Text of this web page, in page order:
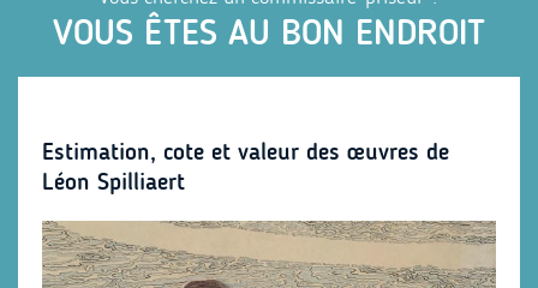
VOUS ÊTES AU BON ENDROIT
Estimation, cote et valeur des œuvres de
Léon Spilliaert